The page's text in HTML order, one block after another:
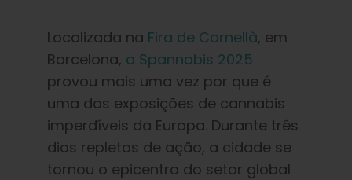
Imprensa
Sobre
Caça ao feno
Localizada na Fira de Cornellà, em
Barcelona, a Spannabis 2025
provou mais uma vez por que é
uma das exposições de cannabis
imperdíveis da Europa. Durante três
dias repletos de ação, a cidade se
tornou o epicentro do setor global